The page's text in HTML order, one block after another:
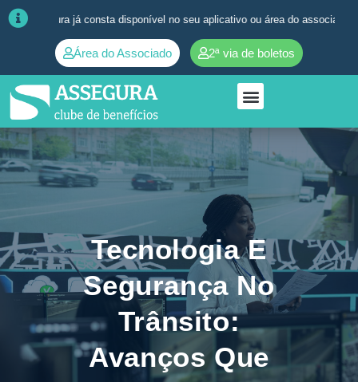
já consta disponível no seu aplicativo ou área do associado. ➜
Área do Associado 2ª via de boletos
Tecnologia E
Segurança No
Trânsito:
Avanços Que